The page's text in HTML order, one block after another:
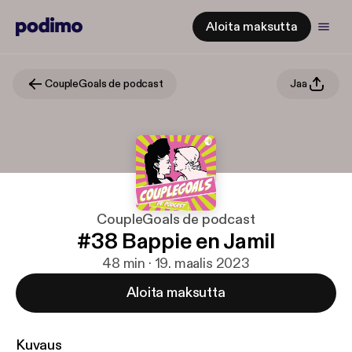
Aloita maksutta
CoupleGoals de podcast Jaa
CoupleGoals de podcast
#38 Bappie en Jamil
48 min · 19. maalis 2023
Aloita maksutta
Kuvaus